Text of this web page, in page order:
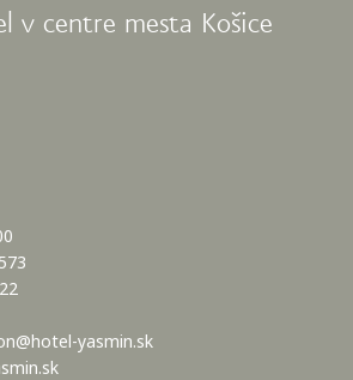
v centre mesta Košice
yasmin.sk